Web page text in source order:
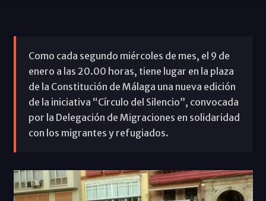
Como cada segundo miércoles de mes, el 9 de
enero a las 20.00 horas, tiene lugar en la plaza
de la Constitución de Málaga una nueva edición
de la iniciativa “Círculo del Silencio”, convocada
por la Delegación de Migraciones en solidaridad
con los migrantes y refugiados.